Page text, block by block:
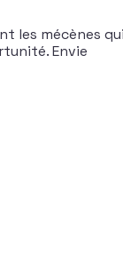
les mécènes
Envie